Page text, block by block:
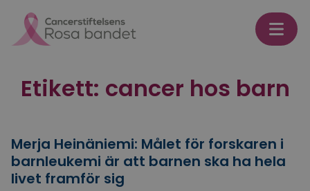
Etikett: cancer hos barn
Merja Heinäniemi: Målet för forskaren i
barnleukemi är att barnen ska ha hela
livet framför sig